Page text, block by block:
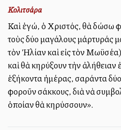
Κολιτσάρα
Καὶ ἐγώ, ὁ Χριστός, θὰ δώσω
τοὺς δύο μαγάλους μάρτυράς
τὸν Ἠλίαν καὶ εἰς τὸν
καὶ θὰ κηρύξουν τὴν ἀλήθειαν
ἑξήκοντα ἡμέρας, σαράντα
φοροῦν σάκκους, διὰ νὰ
ὁποίαν θὰ κηρύσσουν».